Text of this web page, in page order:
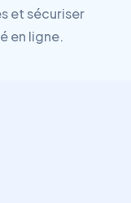
et sécuriser
en ligne.